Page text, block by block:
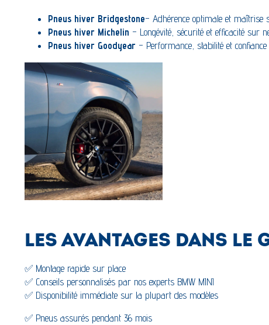
Pneus hiver Bridgestone– Adhérence optimale et maîtrise
Pneus hiver Michelin – Longévité, sécurité et efficacité sur
Pneus hiver Goodyear – Performance, stabilité et
LES AVANTAGES DANS
✅ Montage rapide sur place
✅ Conseils personnalisés par nos experts BMW MINI
✅ Disponibilité immédiate sur la plupart des modèles
✅ Pneus assurés pendant 36 mois